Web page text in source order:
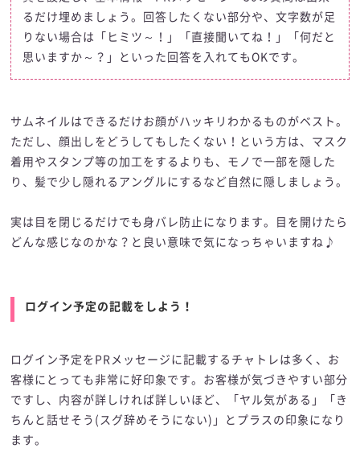
るだけ埋めましょう。回答したくない部分や、文字数が足
りない場合は「ヒミツ～！」「直接聞いてね！」「何だと
思いますか～？」といった回答を入れてもOKです。
サムネイルはできるだけお顔がハッキリわかるものがベスト。
ただし、顔出しをどうしてもしたくない！という方は、マスク
着用やスタンプ等の加工をするよりも、モノで一部を隠した
り、髪で少し隠れるアングルにするなど自然に隠しましょう。
実は目を閉じるだけでも身バレ防止になります。目を開けたら
どんな感じなのかな？と良い意味で気になっちゃいますね♪
ログイン予定の記載をしよう！
ログイン予定をPRメッセージに記載するチャトレは多く、お
客様にとっても非常に好印象です。お客様が気づきやすい部分
ですし、内容が詳しければ詳しいほど、「ヤル気がある」「き
ちんと話せそう(スグ辞めそうにない)」とプラスの印象になり
ます。